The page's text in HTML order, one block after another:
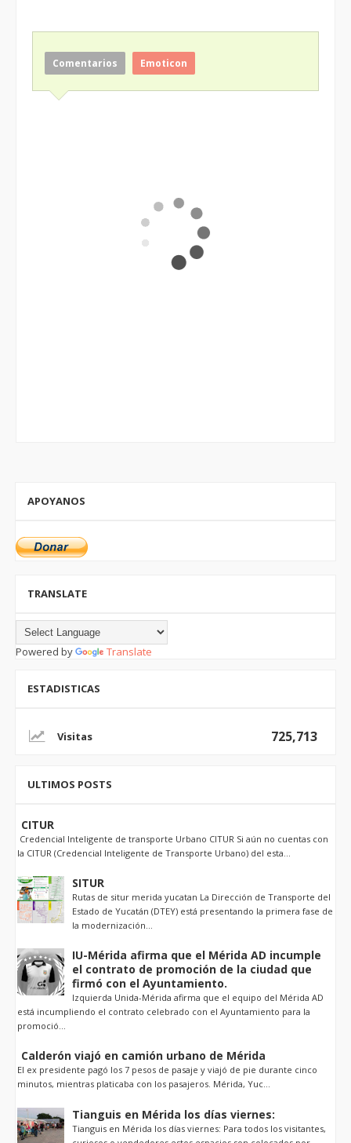
Comentarios Emoticon
APOYANOS
TRANSLATE
Powered by Translate
ESTADISTICAS
725,713
ULTIMOS POSTS
CITUR
Credencial Inteligente de transporte Urbano CITUR Si aún no cuentas con
la CITUR (Credencial Inteligente de Transporte Urbano) del esta...
SITUR
Rutas de situr merida yucatan La Dirección de Transporte del
Estado de Yucatán (DTEY) está presentando la primera fase de
la modernización...
IU-Mérida afirma que el Mérida AD incumple
el contrato de promoción de la ciudad que
firmó con el Ayuntamiento.
Izquierda Unida-Mérida afirma que el equipo del Mérida AD
está incumpliendo el contrato celebrado con el Ayuntamiento para la
promoció...
Calderón viajó en camión urbano de Mérida
El ex presidente pagó los 7 pesos de pasaje y viajó de pie durante cinco
minutos, mientras platicaba con los pasajeros. Mérida, Yuc...
Tianguis en Mérida los días viernes:
Tianguis en Mérida los días viernes: Para todos los visitantes,